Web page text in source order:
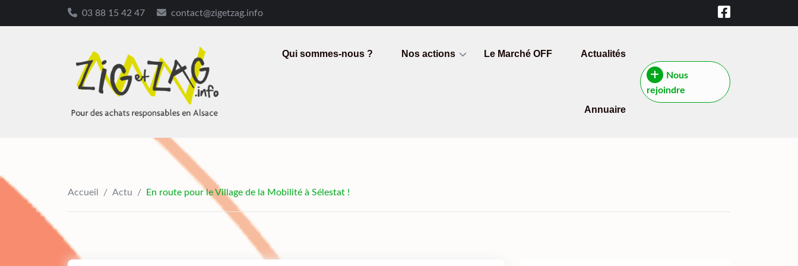
03 88 15 42 47 contact@zigetzag.info
Qui sommes-nous ? Nos actions Le Marché OFF Actualités
Annuaire
Nous
rejoindre
Accueil / Actu / En route pour le Village de la Mobilité à Sélestat !